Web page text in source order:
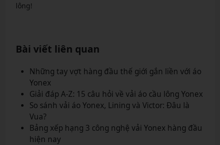
lông!
Bài viết liên quan
Những tay vợt hàng đầu thế giới gắn liền với áo
Yonex
Giải đáp A-Z: 15 câu hỏi về vải áo cầu lông Yonex
So sánh vải áo Yonex, Lining và Victor: Đâu là
Vua?
Bảng xếp hạng 3 công nghệ vải Yonex hàng đầu
hiện nay